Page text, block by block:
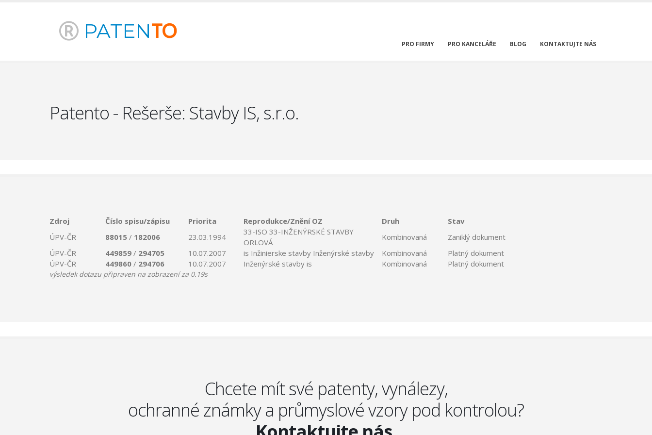
PATENTO
PRO FIRMY PRO KANCELÁŘE BLOG KONTAKTUJTE NÁS
Patento - Rešerše: Stavby IS, s.r.o.
Zdroj Číslo spisu/zápisu Priorita Reprodukce/Znění OZ Druh
Stav
ÚPV-ČR
88015 / 182006 23.03.1994
33-ISO 33-INŽENÝRSKÉ STAVBY
ORLOVÁ
Kombinovaná
Zaniklý dokument
ÚPV-ČR
449859 / 294705 10.07.2007 is Inžinierske stavby Inženýrské stavby Kombinovaná
Platný dokument
ÚPV-ČR
449860 / 294706 10.07.2007 Inženýrské stavby is Kombinovaná Platný dokument
výsledek dotazu připraven na zobrazení za 0.19s
Chcete mít své patenty, vynálezy,
ochranné známky a průmyslové vzory pod kontrolou?